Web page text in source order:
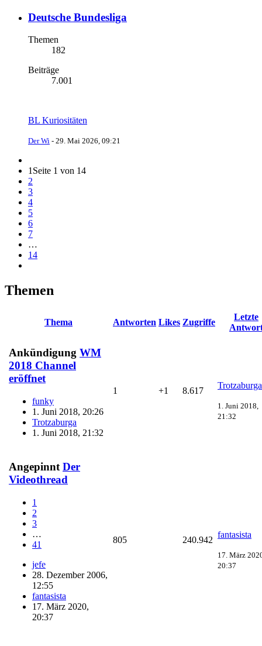
Deutsche Bundesliga
Themen
182
Beiträge
7.001
BL Kuriositäten
Der Wi - 29. Mai 2026, 09:21
1 Seite 1 von 14
2
3
4
5
6
7
…
14
Themen
Thema Antworten Likes Zugriffe
Letzte
Ankündigung WM
2018 Channel
eröffnet
funky
1. Juni 2018, 20:26
Trotzaburga
1. Juni 2018, 21:32
1 +1 8.617
Trotzaburga
1. Juni 2018,
21:32
Angepinnt Der
Videothread
1
2
3
…
41
jefe
28. Dezember 2006,
12:55
fantasista
17. März 2020,
20:37
805 240.942
fantasista
17. März
20:37